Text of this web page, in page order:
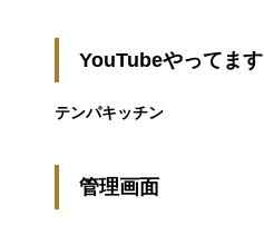
YouTubeやってます
テンパキッチン
管理画面